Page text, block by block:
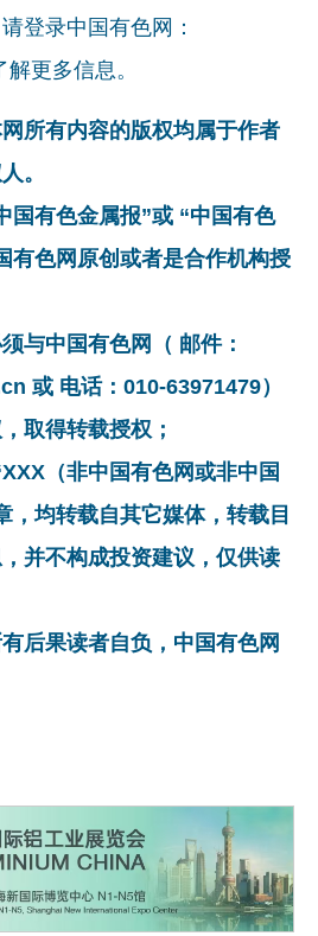
登录中国有色网：
解更多信息。
所有内容的版权均属于作者
。
国有色金属报”或 “中国有色
有色网原创或者是合作机构授
与中国有色网（ 邮件：
或 电话：010-63971479）
取得转载授权；
（非中国有色网或非中国
，均转载自其它媒体，转载目
并不构成投资建议，仅供读
后果读者自负，中国有色网